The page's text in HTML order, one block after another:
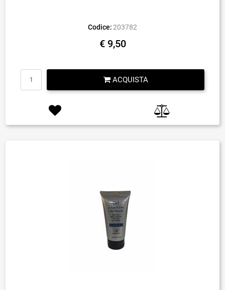
Codice: 203782
€ 9,50
ACQUISTA